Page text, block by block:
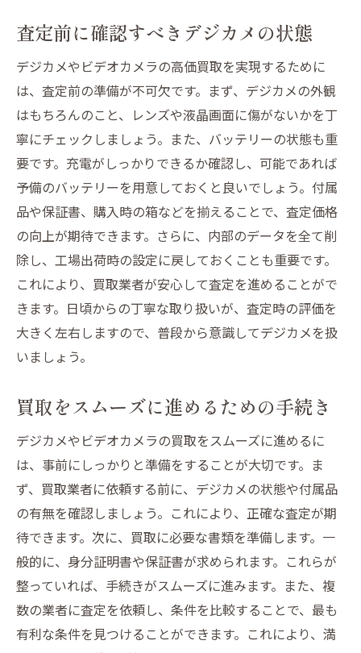
価格交渉の際の効果的な言い方
交渉を円滑に進めるための準備
相手の立場を考慮したコミュニケーション
交渉の結果を文書で確認する重要性
デジカメとビデオカメラの買取タイミングを見
極める方法
新製品発売前後の動向をチェックする
季節やイベントに合わせた買取時期
買取価格に影響する外的要因を考慮
需要が高まる季節を見極める
中古市場を観察してタイミングを判断
売却時期を逃さないための定期的なチェッ
宮城県栗原市でのデジカメ買取成功体験から学
実際の買取経験から得た教訓
高価買取を実現した理由を探る
成功事例に学ぶ査定のポイント
地域特性を活かした買取戦略
経験者が語る買取業者選びの重要性
失敗しないための注意事項とアドバイス
査定前に確認すべきデジカメの状態
デジカメやビデオカメラの高価買取を実現するために
は、査定前の準備が不可欠です。まず、デジカメの外観
はもちろんのこと、レンズや液晶画面に傷がないかを丁
寧にチェックしましょう。また、バッテリーの状態も重
要です。充電がしっかりできるか確認し、可能であれば
予備のバッテリーを用意しておくと良いでしょう。付属
品や保証書、購入時の箱などを揃えることで、査定価格
の向上が期待できます。さらに、内部のデータを全て削
除し、工場出荷時の設定に戻しておくことも重要です。
これにより、買取業者が安心して査定を進めることがで
きます。日頃からの丁寧な取り扱いが、査定時の評価を
大きく左右しますので、普段から意識してデジカメを扱
いましょう。
買取をスムーズに進めるための手続き
デジカメやビデオカメラの買取をスムーズに進めるに
は、事前にしっかりと準備をすることが大切です。ま
ず、買取業者に依頼する前に、デジカメの状態や付属品
の有無を確認しましょう。これにより、正確な査定が期
待できます。次に、買取に必要な書類を準備します。一
般的に、身分証明書や保証書が求められます。これらが
整っていれば、手続きがスムーズに進みます。また、複
数の業者に査定を依頼し、条件を比較することで、最も
有利な条件を見つけることができます。これにより、満